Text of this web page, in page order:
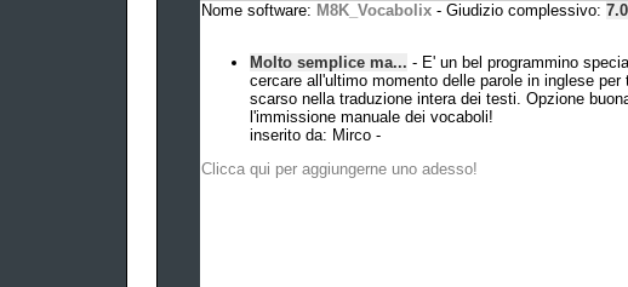
Nome software: M8K_Vocabolix - Giudizio complessivo:
Molto semplice ma... - E' un bel programmino
cercare all'ultimo momento delle parole in inglese per
scarso nella traduzione intera dei testi. Opzione
l'immissione manuale dei vocaboli!
inserito da: Mirco -
Clicca qui per aggiungerne uno adesso!